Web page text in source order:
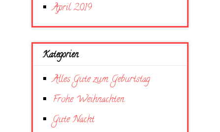
April 2019
Kategorien
Alles Gute zum Geburtstag
Frohe Weihnachten
Gute Nacht